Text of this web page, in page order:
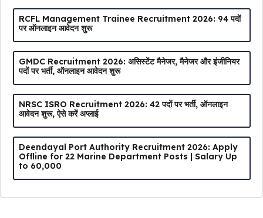
RCFL Management Trainee Recruitment 2026: 94 पदों
पर ऑनलाइन आवेदन शुरू
GMDC Recruitment 2026: असिस्टेंट मैनेजर, मैनेजर और इंजीनियर
पदों पर भर्ती, ऑनलाइन आवेदन शुरू
NRSC ISRO Recruitment 2026: 42 पदों पर भर्ती, ऑनलाइन
आवेदन शुरू, ऐसे करें अप्लाई
Deendayal Port Authority Recruitment 2026: Apply
Offline for 22 Marine Department Posts | Salary Up
to ₹60,000